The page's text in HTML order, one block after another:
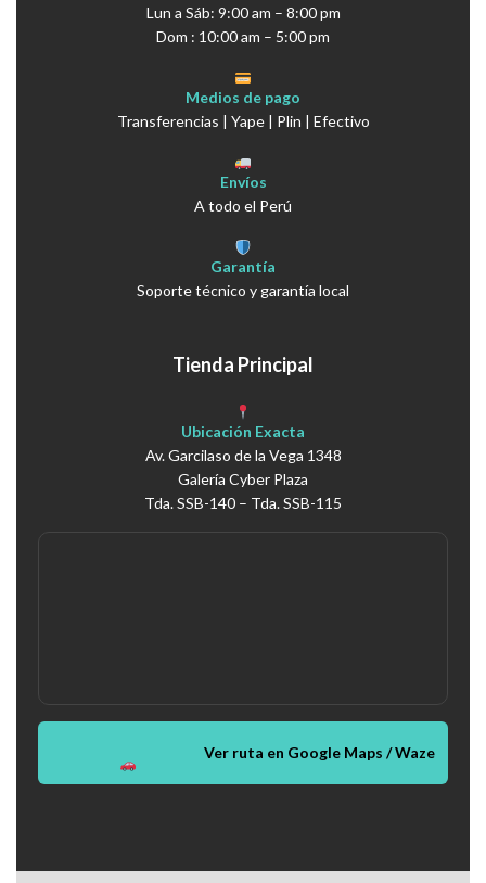
Lun a Sáb: 9:00 am – 8:00 pm
Dom : 10:00 am – 5:00 pm
Medios de pago
Transferencias | Yape | Plin | Efectivo
Envíos
A todo el Perú
Garantía
Soporte técnico y garantía local
Tienda Principal
Ubicación Exacta
Av. Garcilaso de la Vega 1348
Galería Cyber Plaza
Tda. SSB-140 – Tda. SSB-115
Ver ruta en Google Maps / Waze